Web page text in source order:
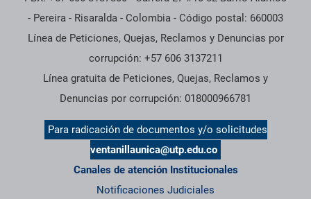
- Pereira - Risaralda - Colombia - Código postal: 660003
Línea de Peticiones, Quejas, Reclamos y Denuncias por
corrupción: +57 606 3137211
Línea gratuita de Peticiones, Quejas, Reclamos y
Denuncias por corrupción: 018000966781
Para radicación de documentos y/o solicitudes
ventanillaunica@utp.edu.co
Canales de atención Institucionales
Notificaciones Judiciales